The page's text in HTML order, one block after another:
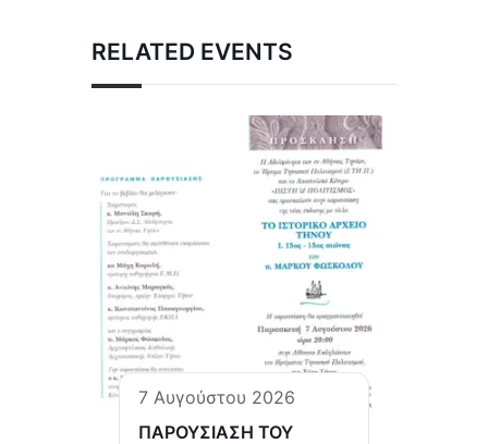
RELATED EVENTS
7 Αυγούστου 2026
ΠΑΡΟΥΣΙΑΣΗ ΤΟΥ